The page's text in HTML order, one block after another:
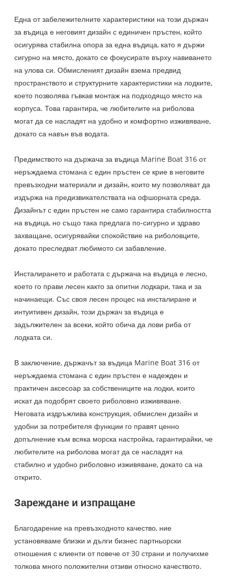
Една от забележителните характеристики на този държач
за въдица е неговият дизайн с единичен пръстен, който
осигурява стабилна опора за една въдица, като я държи
сигурно на място, докато се фокусирате върху навиването
на улова си. Обмисленият дизайн взема предвид
пространството и структурните характеристики на лодките,
което позволява гъвкав монтаж на подходящо място на
корпуса. Това гарантира, че любителите на риболова
могат да се насладят на удобно и комфортно изживяване,
докато са навън във водата.
Предимството на държача за въдица Marine Boat 316 от
неръждаема стомана с един пръстен се крие в неговите
превъзходни материали и дизайн, които му позволяват да
издържа на предизвикателствата на офшорната среда.
Дизайнът с един пръстен не само гарантира стабилността
на въдица, но също така предлага по-сигурно и здраво
захващане, осигурявайки спокойствие на риболовците,
докато преследват любимото си забавление.
Инсталирането и работата с държача на въдица е лесно,
което го прави лесен както за опитни лодкари, така и за
начинаещи. Със своя лесен процес на инсталиране и
интуитивен дизайн, този държач за въдица е
задължителен за всеки, който обича да лови риба от
лодката си.
В заключение, държачът за въдица Marine Boat 316 от
неръждаема стомана с един пръстен е надежден и
практичен аксесоар за собствениците на лодки, които
искат да подобрят своето риболовно изживяване.
Неговата издръжлива конструкция, обмислен дизайн и
удобни за потребителя функции го правят ценно
допълнение към всяка морска настройка, гарантирайки, че
любителите на риболова могат да се насладят на
стабилно и удобно риболовно изживяване, докато са на
открито.
Зареждане и изпращане
Благодарение на превъзходното качество, ние
установяваме близки и дълги бизнес партньорски
отношения с клиенти от повече от 30 страни и получихме
толкова много положителни отзиви относно качеството.